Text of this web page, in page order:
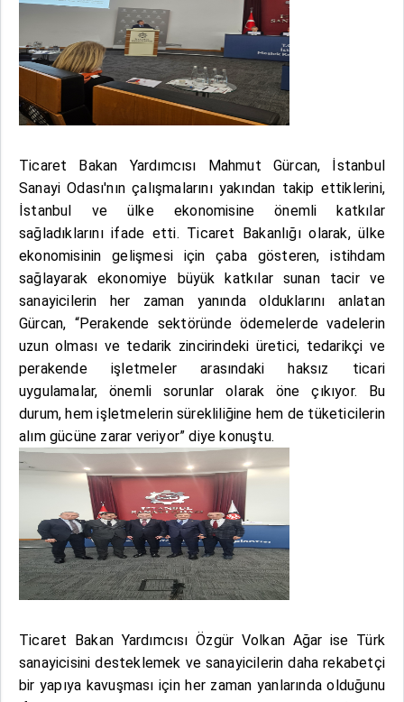
Ticaret Bakan Yardımcısı Mahmut Gürcan, İstanbul
Sanayi Odası'nın çalışmalarını yakından takip ettiklerini,
İstanbul ve ülke ekonomisine önemli katkılar
sağladıklarını ifade etti. Ticaret Bakanlığı olarak, ülke
ekonomisinin gelişmesi için çaba gösteren, istihdam
sağlayarak ekonomiye büyük katkılar sunan tacir ve
sanayicilerin her zaman yanında olduklarını anlatan
Gürcan, “Perakende sektöründe ödemelerde vadelerin
uzun olması ve tedarik zincirindeki üretici, tedarikçi ve
perakende işletmeler arasındaki haksız ticari
uygulamalar, önemli sorunlar olarak öne çıkıyor. Bu
durum, hem işletmelerin sürekliliğine hem de tüketicilerin
alım gücüne zarar veriyor” diye konuştu.
Ticaret Bakan Yardımcısı Özgür Volkan Ağar ise Türk
sanayicisini desteklemek ve sanayicilerin daha rekabetçi
bir yapıya kavuşması için her zaman yanlarında olduğunu